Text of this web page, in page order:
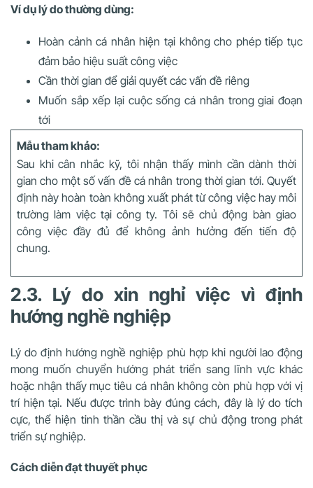
Ví dụ lý do thường dùng:
Hoàn cảnh cá nhân hiện tại không cho phép tiếp tục
đảm bảo hiệu suất công việc
Cần thời gian để giải quyết các vấn đề riêng
Muốn sắp xếp lại cuộc sống cá nhân trong giai đoạn
tới
Mẫu tham khảo:
Sau khi cân nhắc kỹ, tôi nhận thấy mình cần dành thời
gian cho một số vấn đề cá nhân trong thời gian tới. Quyết
định này hoàn toàn không xuất phát từ công việc hay môi
trường làm việc tại công ty. Tôi sẽ chủ động bàn giao
công việc đầy đủ để không ảnh hưởng đến tiến độ
chung.
2.3. Lý do xin nghỉ việc vì định
hướng nghề nghiệp
Lý do định hướng nghề nghiệp phù hợp khi người lao động
mong muốn chuyển hướng phát triển sang lĩnh vực khác
hoặc nhận thấy mục tiêu cá nhân không còn phù hợp với vị
trí hiện tại. Nếu được trình bày đúng cách, đây là lý do tích
cực, thể hiện tinh thần cầu thị và sự chủ động trong phát
triển sự nghiệp.
Cách diễn đạt thuyết phục